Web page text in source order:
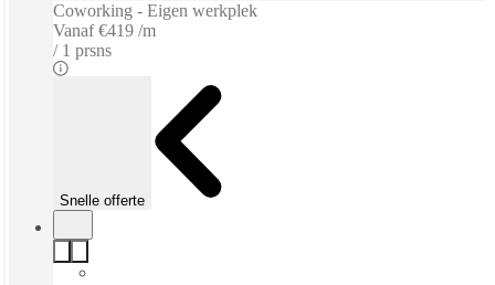
Coworking - Eigen werkplek
Vanaf €419 /m
1 prsns
Snelle offerte